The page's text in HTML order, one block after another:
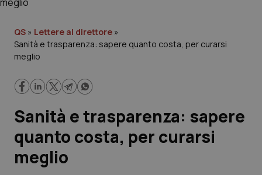
Governo e Parlamento
Regioni e Asl
Lavoro e Professioni
Scienza e Farmaci
Studi e Analisi
QS » Lettere al direttore »
Sanità e trasparenza: sapere quanto costa, per curarsi
meglio
Sanità e trasparenza: sapere
quanto costa, per curarsi
meglio